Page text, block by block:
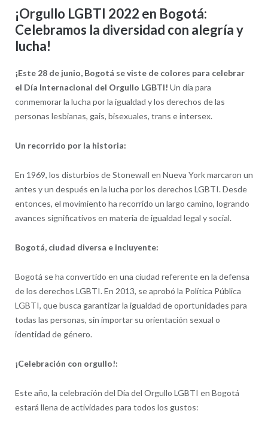
¡Orgullo LGBTI 2022 en Bogotá:
Celebramos la diversidad con alegría y
lucha!
¡Este 28 de junio, Bogotá se viste de colores para celebrar
el Día Internacional del Orgullo LGBTI! Un día para
conmemorar la lucha por la igualdad y los derechos de las
personas lesbianas, gais, bisexuales, trans e intersex.
Un recorrido por la historia:
En 1969, los disturbios de Stonewall en Nueva York marcaron un
antes y un después en la lucha por los derechos LGBTI. Desde
entonces, el movimiento ha recorrido un largo camino, logrando
avances significativos en materia de igualdad legal y social.
Bogotá, ciudad diversa e incluyente:
Bogotá se ha convertido en una ciudad referente en la defensa
de los derechos LGBTI. En 2013, se aprobó la Política Pública
LGBTI, que busca garantizar la igualdad de oportunidades para
todas las personas, sin importar su orientación sexual o
identidad de género.
¡Celebración con orgullo!:
Este año, la celebración del Día del Orgullo LGBTI en Bogotá
estará llena de actividades para todos los gustos: